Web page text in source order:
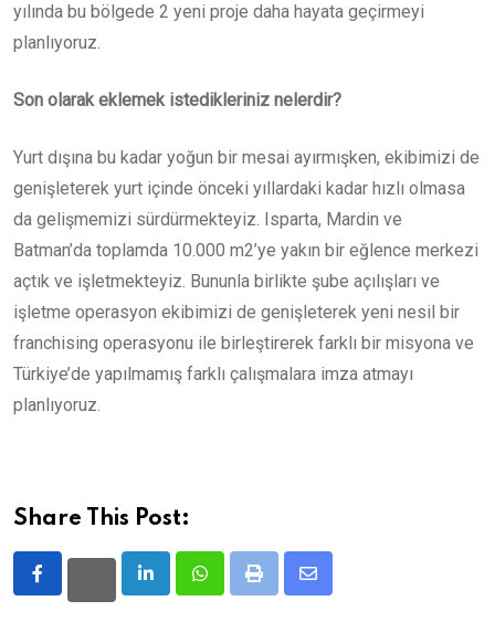
yılında bu bölgede 2 yeni proje daha hayata geçirmeyi
planlıyoruz.
Son olarak eklemek istedikleriniz nelerdir?
Yurt dışına bu kadar yoğun bir mesai ayırmışken, ekibimizi de
genişleterek yurt içinde önceki yıllardaki kadar hızlı olmasa
da gelişmemizi sürdürmekteyiz. Isparta, Mardin ve
Batman’da toplamda 10.000 m2’ye yakın bir eğlence merkezi
açtık ve işletmekteyiz. Bununla birlikte şube açılışları ve
işletme operasyon ekibimizi de genişleterek yeni nesil bir
franchising operasyonu ile birleştirerek farklı bir misyona ve
Türkiye’de yapılmamış farklı çalışmalara imza atmayı
planlıyoruz.
Share This Post:
LinkedInWhatsappPrint
Share